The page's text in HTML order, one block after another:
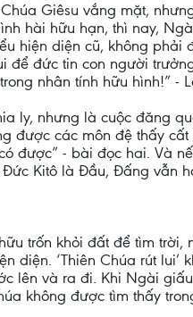
Giêsu vắng mặt,
hài hữu hạn, thì nay,
hiện diện cũ, không
để đức tin con người
nhân tính hữu hình!” -
ly, nhưng là cuộc đăng
được các môn đệ thấy
được” - bài đọc hai. Và
Kitô là Đầu, Đấng vẫn
trốn khỏi đất để tìm
diện. ‘Thiên Chúa rút
lên và ra đi. Khi Ngài
không được tìm thấy